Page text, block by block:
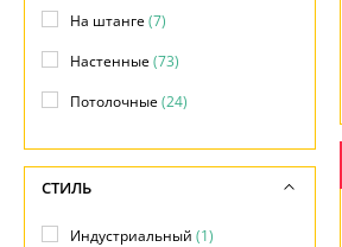
На штанге(7)
Настенные(73)
Потолочные(24)
СТИЛЬ
Индустриальный (1)